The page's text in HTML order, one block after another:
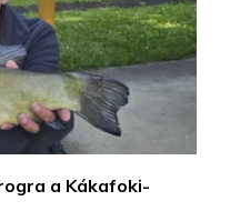
a Kákafoki-